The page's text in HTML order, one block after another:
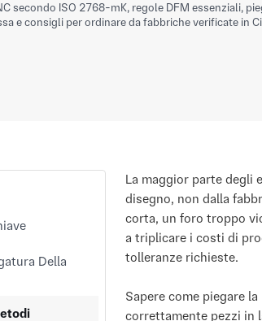
secondo ISO 2768-mK, regole DFM essenziali,
e consigli per ordinare da fabbriche verificate in
Della
La maggior parte degli
disegno, non dalla
corta, un foro troppo
a triplicare i costi di
tolleranze richieste.
Sapere come piegare
correttamente pezzi in